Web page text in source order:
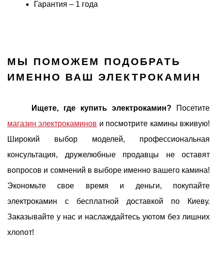
Гарантия – 1 года
МЫ ПОМОЖЕМ ПОДОБРАТЬ
ИМЕННО ВАШ ЭЛЕКТРОКАМИН
Ищете, где купить электрокамин? Посетите
магазин электрокаминов и посмотрите камины вживую!
Широкий выбор моделей, профессиональная
консультация, дружелюбные продавцы не оставят
вопросов и сомнений в выборе именно вашего камина!
Экономьте свое время и деньги, покупайте
электрокамин с бесплатной доставкой по Киеву.
Заказывайте у нас и наслаждайтесь уютом без лишних
хлопот!